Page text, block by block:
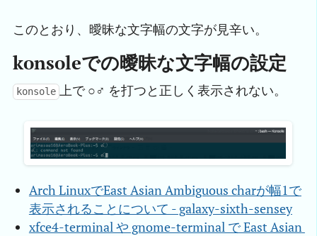
このとおり、曖昧な文字幅の文字が見辛い。
konsoleでの曖昧な文字幅の設定
konsole 上で○♂ を打つと正しく表示されない。
Arch LinuxでEast Asian Ambiguous charが幅1で
表示されることについて - galaxy-sixth-sensey
xfce4-terminal や gnome-terminal で East Asian